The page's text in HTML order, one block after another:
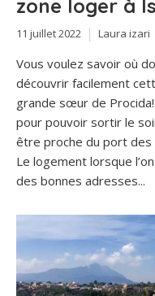
zone loger à
11 juillet 2022 Laura izari
Vous voulez savoir où
découvrir facilement
grande sœur de
pour pouvoir sortir le
être proche du port
Le logement lorsque
des bonnes adresses...